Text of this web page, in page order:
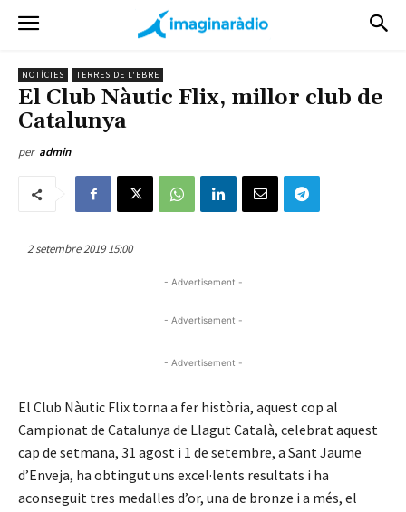
NOTÍCIES TERRES DE L'EBRE
El Club Nàutic Flix, millor club de
Catalunya
per admin
2 setembre 2019 15:00
- Advertisement -
- Advertisement -
- Advertisement -
El Club Nàutic Flix torna a fer història, aquest cop al
Campionat de Catalunya de Llagut Català, celebrat aquest
cap de setmana, 31 agost i 1 de setembre, a Sant Jaume
d’Enveja, ha obtingut uns excel·lents resultats i ha
aconseguit tres medalles d’or, una de bronze i a més, el